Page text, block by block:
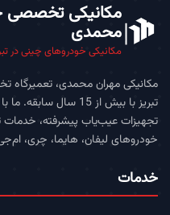
مکانیکی تخصصی
محمدی
مکانیکی خودروهای چینی در
مکانیکی مهران محمدی،
تبریز با بیش از 15
تجهیزات عیب‌یاب پیشرفته، خدمات
خودروهای لیفان، هایما، چری،
خدمات